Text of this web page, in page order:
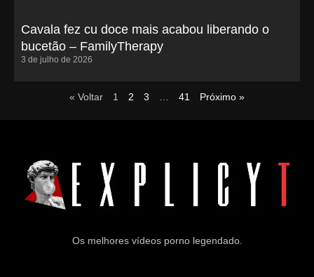
Cavala fez cu doce mais acabou liberando o
bucetão – FamilyTherapy
3 de julho de 2026
« Voltar 1 2 3 41 Próximo »
Os melhores vídeos porno legendado.